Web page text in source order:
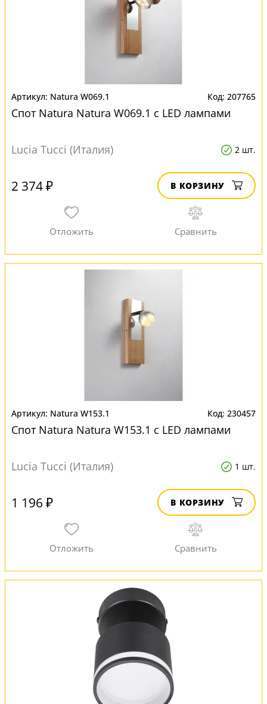
Natura W069.1 207765
Спот Natura Natura W069.1 с LED лампами
Lucia Tucci (Италия) 2 шт.
2 374 ₽ В КОРЗИНУ
Natura W153.1 230457
Спот Natura Natura W153.1 с LED лампами
Lucia Tucci (Италия) 1 шт.
1 196 ₽ В КОРЗИНУ